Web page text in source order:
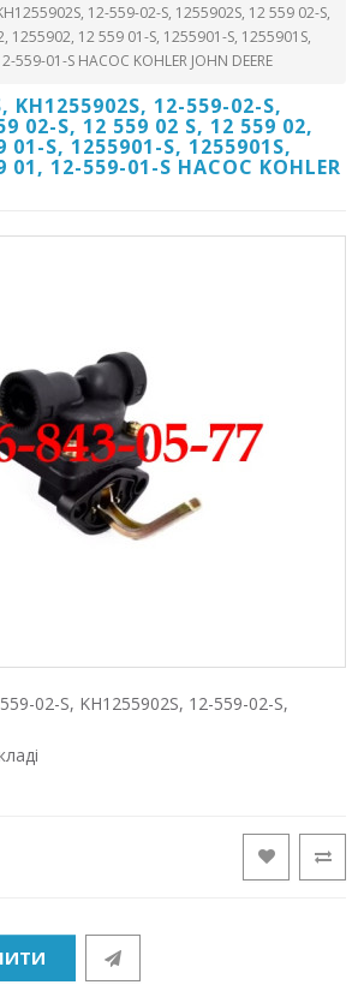
12-559-02-S, 1255902S, 12 559 02-S,
1255902, 12 559 01-S, 1255901-S, 1255901S,
559-01-S НАСОС KOHLER JOHN DEERE
KH1255902S, 12-559-02-S,
02-S, 12 559 02 S, 12 559 02,
01-S, 1255901-S, 1255901S,
01, 12-559-01-S НАСОС KOHLER
02-S, KH1255902S, 12-559-02-S,